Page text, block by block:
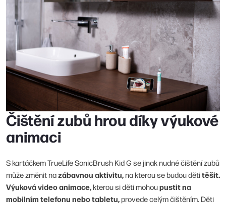
Čištění zubů hrou díky výukové
animaci
S kartáčkem TrueLife SonicBrush Kid G se jinak nudné čištění zubů
může změnit nazábavnou aktivitu,na kterou se budou dětitěšit.
Výuková video animace,kterou si děti mohoupustit na
mobilním telefonu nebo tabletu,provede celým čištěním. Děti